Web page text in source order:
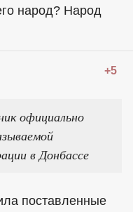
народ? Народ
+5
официально
в Донбассе
поставленные